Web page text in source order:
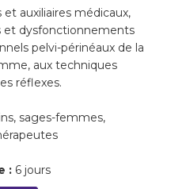
auxiliaires médicaux,
et dysfonctionnements
pelvi-périnéaux de la
aux techniques
réflexes.
sages-femmes,
:6 jours